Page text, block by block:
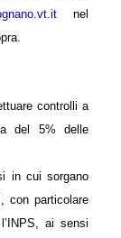
nel
controlli a
del 5% delle
in cui sorgano
con particolare
ai sensi